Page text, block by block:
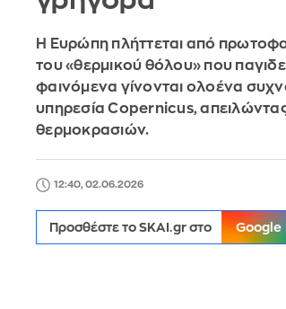
Η Ευρώπη πλήττεται από
του «θερμικού θόλου» που
φαινόμενα γίνονται ολοένα
υπηρεσία Copernicus,
θερμοκρασιών.
12:40, 02.06.2026
Προσθέστε το SKAI.gr στο Google